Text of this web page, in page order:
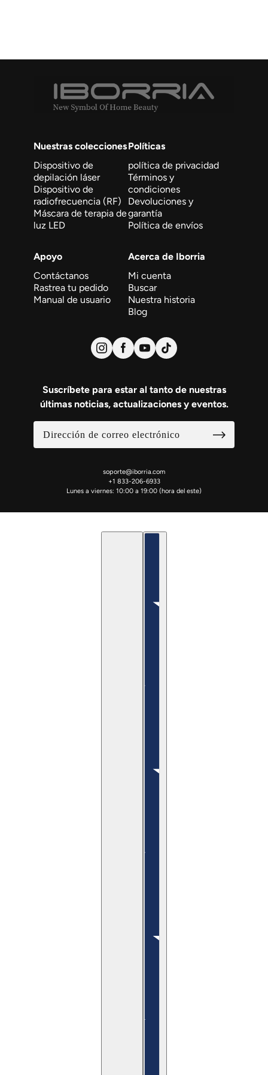
Nuestras colecciones
Dispositivo de
depilación láser
Dispositivo de
radiofrecuencia (RF)
Máscara de terapia de
luz LED
Políticas
política de privacidad
Términos y
condiciones
Devoluciones y
garantía
Política de envíos
Apoyo
Contáctanos
Rastrea tu pedido
Manual de usuario
Acerca de Iborria
Mi cuenta
Buscar
Nuestra historia
Blog
Suscríbete para estar al tanto de nuestras
últimas noticias, actualizaciones y eventos.
soporte@iborria.com
+1 833-206-6933
Lunes a viernes: 10:00 a 19:00 (hora del este)
Selector de países